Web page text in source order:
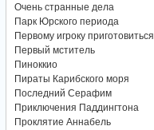
Очень странные дела
Парк Юрского периода
Первому игроку приготовиться
Первый мститель
Пиноккио
Пираты Карибского моря
Последний Серафим
Приключения Паддингтона
Проклятие Аннабель